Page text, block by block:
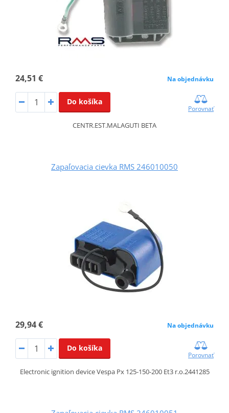
24,51 € Na objednávku
Do košíka
Porovnať
CENTR.EST.MALAGUTI BETA
Zapaľovacia cievka RMS 246010050
29,94 € Na objednávku
Do košíka
Porovnať
Electronic ignition device Vespa Px 125-150-200 Et3 r.o.2441285